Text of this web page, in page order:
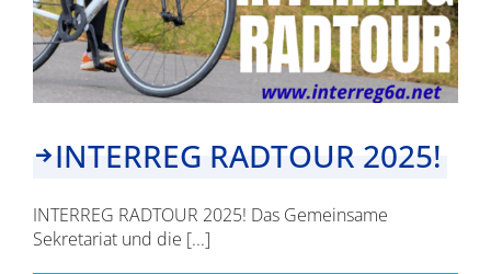
INTERREG RADTOUR 2025!
INTERREG RADTOUR 2025! Das Gemeinsame
Sekretariat und die [...]